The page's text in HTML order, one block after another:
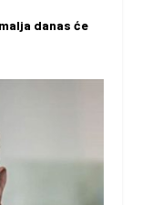
danas će